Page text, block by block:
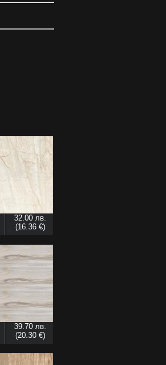
32.00 лв.
(16.36 €)
39.70 лв.
(20.30 €)